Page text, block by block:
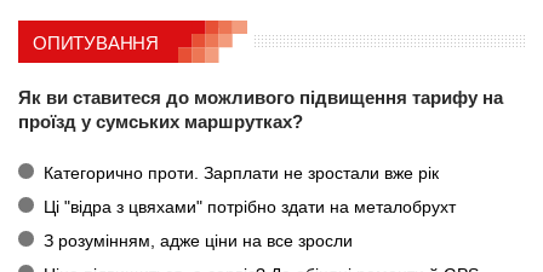
ОПИТУВАННЯ
Як ви ставитеся до можливого підвищення тарифу на
проїзд у сумських маршрутках?
Категорично проти. Зарплати не зростали вже рік
Ці "відра з цвяхами" потрібно здати на металобрухт
З розумінням, адже ціни на все зросли